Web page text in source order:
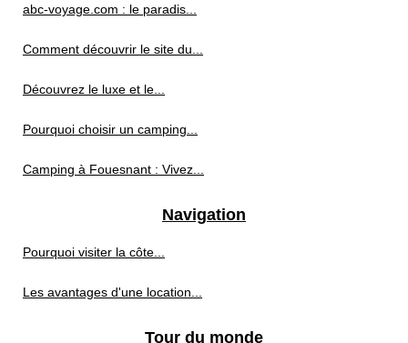
abc-voyage.com : le paradis...
Comment découvrir le site du...
Découvrez le luxe et le...
Pourquoi choisir un camping...
Camping à Fouesnant : Vivez...
Navigation
Pourquoi visiter la côte...
Les avantages d'une location...
Tour du monde